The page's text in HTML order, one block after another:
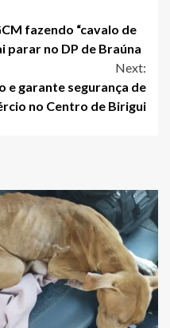
fazendo “cavalo de
parar no DP de Braúna
Next:
e garante segurança de
no Centro de Birigui